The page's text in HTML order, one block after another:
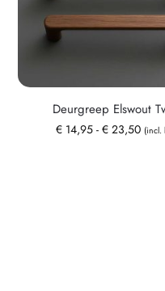
Deurgreep Elswout
€ 14,95 - € 23,50 (incl.